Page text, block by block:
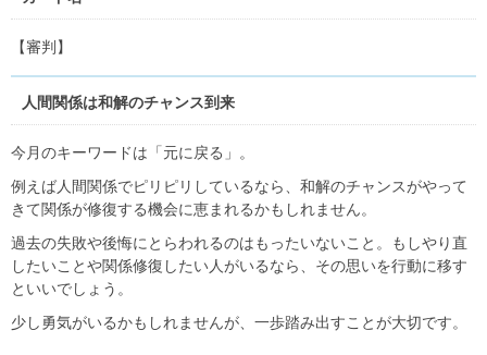
【審判】
人間関係は和解のチャンス到来
今月のキーワードは「元に戻る」。
例えば人間関係でピリピリしているなら、和解のチャンスがやって
きて関係が修復する機会に恵まれるかもしれません。
過去の失敗や後悔にとらわれるのはもったいないこと。もしやり直
したいことや関係修復したい人がいるなら、その思いを行動に移す
といいでしょう。
少し勇気がいるかもしれませんが、一歩踏み出すことが大切です。